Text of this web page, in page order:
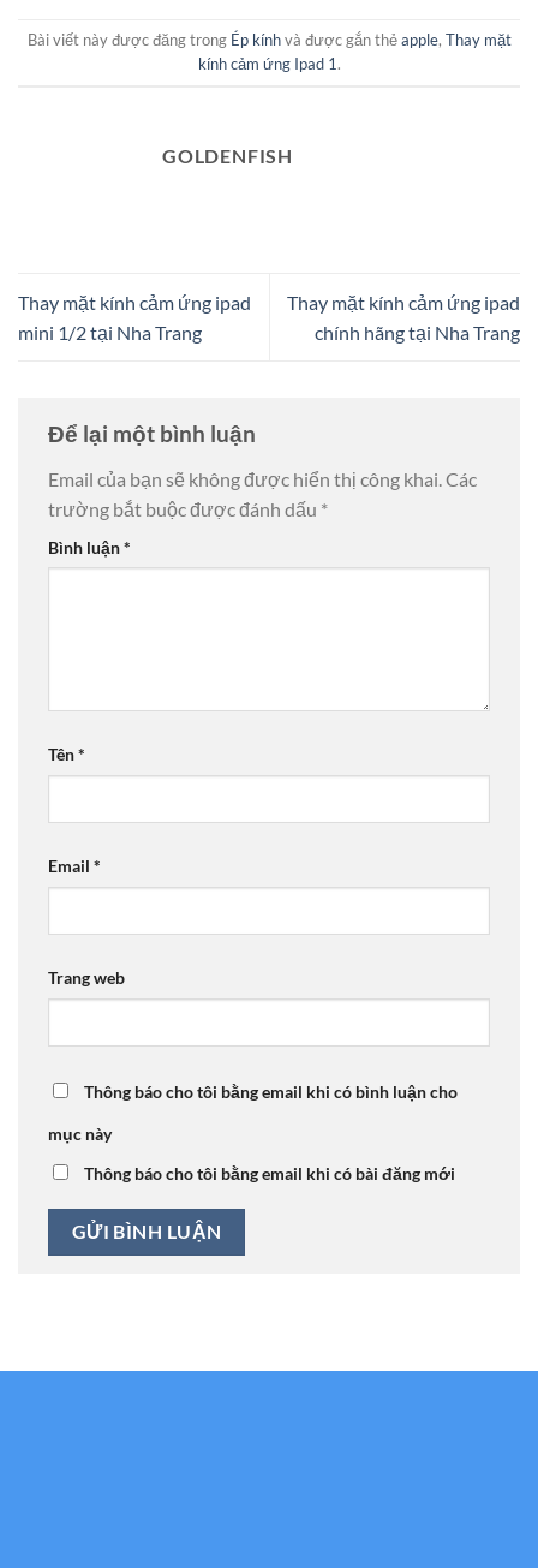
Bài viết này được đăng trong Ép kínhvà được gắn thẻapple, Thay mặt
kính cảm ứng Ipad 1.
GOLDENFISH
Thay mặt kính cảm ứng ipad
mini 1/2 tại Nha Trang
Thay mặt kính cảm ứng ipad
chính hãng tại Nha Trang
Để lại một bình luận
Email của bạn sẽ không được hiển thị công khai. Các
trường bắt buộc được đánh dấu *
Bình luận*
Tên*
Email *
Trang web
Thông báo cho tôi bằng email khi có bình luận cho
mục này
Thông báo cho tôi bằng email khi có bài đăng mới